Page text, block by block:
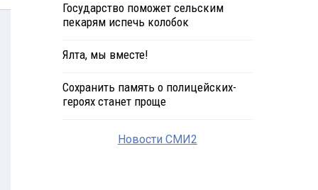
Государство поможет сельским
пекарям испечь колобок
Ялта, мы вместе!
Сохранить память о полицейских-
героях станет проще
Новости СМИ2